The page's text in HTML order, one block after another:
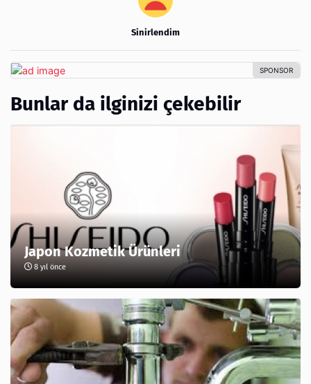
Sinirlendim
Bunlar da ilginizi çekebilir
Japon Kozmetik Ürünleri
8 yıl önce